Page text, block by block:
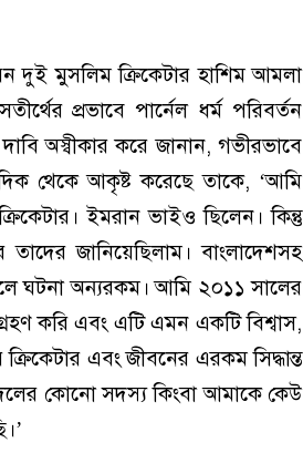
দুই মুসলিম ক্রিকেটার হা‌শিম আমলা
প্রভা‌বে পার্নেল ধর্ম প‌রিবর্তন
অস্বীকার করে জানান, গভীরভাবে
থেকে আকৃষ্ট করেছে তাকে, ‘আমি
ইমরান ভাইও ছি‌লেন। কিন্তু
জা‌নি‌য়ে‌ছিলাম। বাংলা‌দেশসহ
ঘটনা অন্যরকম। আমি ২০১১ সালের
করি এবং এটি এমন একটি বিশ্বাস,
এবং জীবনের এরকম সিদ্ধান্ত
কোনো সদস্য কিংবা আমাকে কেউ